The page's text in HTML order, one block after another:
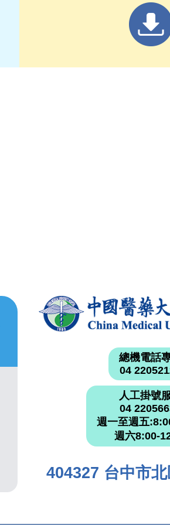
總機電話
04
人工掛號
04
週一至週五
週六8:00-
404327 台中市